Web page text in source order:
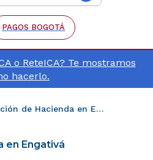
PAGOS BOGOTÁ
o ReteICA? Te mostramos
hacerlo.
Atención de Hacienda en Engativá
en Engativá